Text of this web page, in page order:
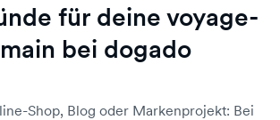
für deine voyage-
bei dogado
Shop, Blog oder Markenprojekt: Bei